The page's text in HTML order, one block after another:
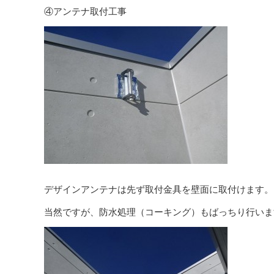
④アンテナ取付工事
デザインアンテナは先ず取付金具を壁面に取付けます。
当然ですが、防水処理（コーキング）もばっちり行い